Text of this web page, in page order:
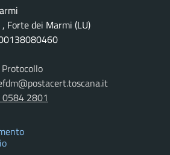
Forte dei Marmi (LU)
0584 2801